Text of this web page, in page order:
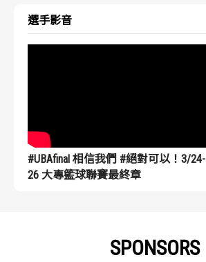
選手影音
#UBAfinal 相信我們 #絕對可以！3/24-
26 大專籃球聯賽最終章
SPONSORS